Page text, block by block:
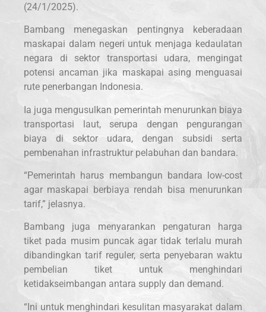
(24/1/2025).
Bambang menegaskan pentingnya keberadaan
maskapai dalam negeri untuk menjaga kedaulatan
negara di sektor transportasi udara, mengingat
potensi ancaman jika maskapai asing menguasai
rute penerbangan Indonesia.
Ia juga mengusulkan pemerintah menurunkan biaya
transportasi laut, serupa dengan pengurangan
biaya di sektor udara, dengan subsidi serta
pembenahan infrastruktur pelabuhan dan bandara.
“Pemerintah harus membangun bandara low-cost
agar maskapai berbiaya rendah bisa menurunkan
tarif,” jelasnya.
Bambang juga menyarankan pengaturan harga
tiket pada musim puncak agar tidak terlalu murah
dibandingkan tarif reguler, serta penyebaran waktu
pembelian tiket untuk menghindari
ketidakseimbangan antara supply dan demand.
“Ini untuk menghindari kesulitan masyarakat dalam